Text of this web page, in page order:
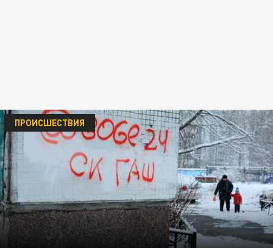
ПРОИСШЕСТВИЯ